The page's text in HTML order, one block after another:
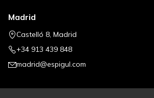
Madrid
Castelló 8, Madrid
+34 913 439 848
madrid@espigul.com